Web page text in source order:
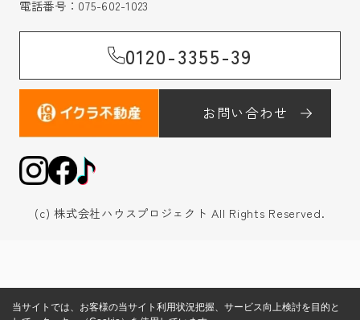
電話番号： 075-602-1023
0120-3355-39
お問い合わせ
(c) 株式会社ハウスプロジェクト All Rights Reserved.
当サイトでは、お客様の当サイト利用状況把握、サービス向上検討を目的と